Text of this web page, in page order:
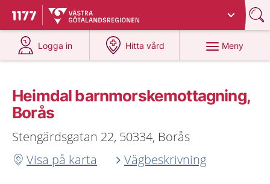
Till startsidan för 1177
Du har valt region
Logga in
på 1177.se
Hitta vård
på 1177.se
Meny
Heimdal barnmorskemottagning,
Borås
Stengärdsgatan 22, 50334, Borås
Visa på karta
Vägbeskrivning